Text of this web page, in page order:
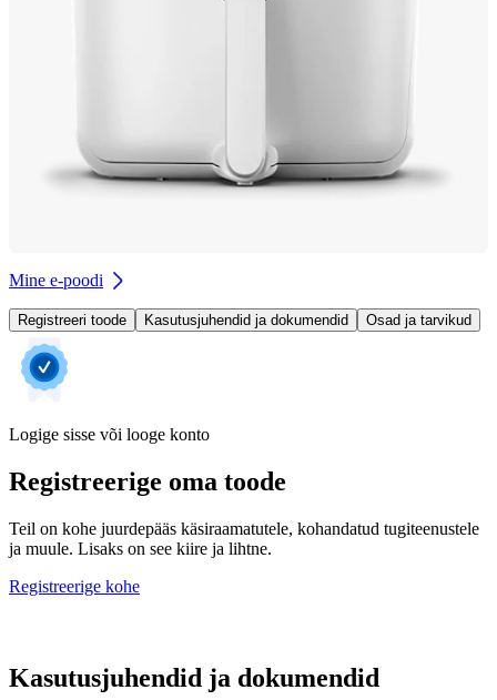
Mine e-poodi
Registreeri toode Kasutusjuhendid ja dokumendid Osad ja tarvikud
Logige sisse või looge konto
Registreerige oma toode
Teil on kohe juurdepääs käsiraamatutele, kohandatud tugiteenustele
ja muule. Lisaks on see kiire ja lihtne.
Registreerige kohe
Kasutusjuhendid ja dokumendid